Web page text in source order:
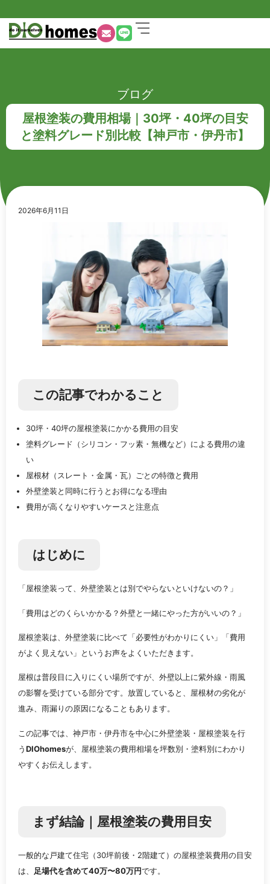
ブログ
屋根塗装の費用相場｜30坪・40坪の目安
と塗料グレード別比較【神戸市・伊丹市】
2026年6月11日
この記事でわかること
30坪・40坪の屋根塗装にかかる費用の目安
塗料グレード（シリコン・フッ素・無機など）による費用の違
い
屋根材（スレート・金属・瓦）ごとの特徴と費用
外壁塗装と同時に行うとお得になる理由
費用が高くなりやすいケースと注意点
はじめに
「屋根塗装って、外壁塗装とは別でやらないといけないの？」
「費用はどのくらいかかる？外壁と一緒にやった方がいいの？」
屋根塗装は、外壁塗装に比べて「必要性がわかりにくい」「費用
がよく見えない」というお声をよくいただきます。
屋根は普段目に入りにくい場所ですが、外壁以上に紫外線・雨風
の影響を受けている部分です。放置していると、屋根材の劣化が
進み、雨漏りの原因になることもあります。
この記事では、神戸市・伊丹市を中心に外壁塗装・屋根塗装を行
うDIOhomesが、屋根塗装の費用相場を坪数別・塗料別にわかり
やすくお伝えします。
まず結論｜屋根塗装の費用目安
一般的な戸建て住宅（30坪前後・2階建て）の屋根塗装費用の目安
は、
足場代を含めて40万〜80万円です。